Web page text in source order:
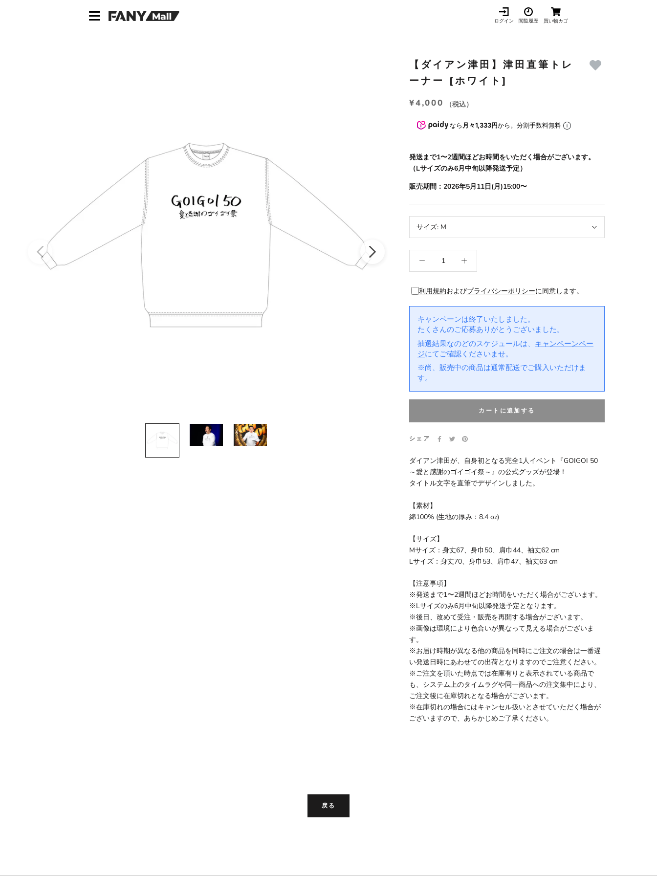
ログイン 閲覧履歴 買い物カゴ
【ダイアン津田】津田直筆トレ
ーナー [ホワイト]
¥4,000 （税込）
なら 月々1,333円から。分割手数料無料
発送まで1〜2週間ほどお時間をいただく場合がございます。
（Lサイズのみ6月中旬以降発送予定）
販売期間：2026年5月11日(月)15:00〜
サイズ: M
利用規約およびプライバシーポリシーに同意します。
キャンペーンは終了いたしました。
たくさんのご応募ありがとうございました。
抽選結果なのどのスケジュールは、 キャンペーンペー
ジにてご確認くださいませ。
※尚、販売中の商品は通常配送でご購入いただけま
す。
カートに追加する
シェア
ダイアン津田が、自身初となる完全1人イベント『GOIGOI 50
～愛と感謝のゴイゴイ祭～』の公式グッズが登場！
タイトル文字を直筆でデザインしました。
【素材】
綿100% (生地の厚み：8.4 oz)
【サイズ】
Mサイズ：身丈67、身巾50、肩巾44、袖丈62 cm
Lサイズ：身丈70、身巾53、肩巾47、袖丈63 cm
【注意事項】
※発送まで1〜2週間ほどお時間をいただく場合がございます。
※Lサイズのみ6月中旬以降発送予定となります。
※後日、改めて受注・販売を再開する場合がございます。
※画像は環境により色合いが異なって見える場合がございま
す。
※お届け時期が異なる他の商品を同時にご注文の場合は一番遅
い発送日時にあわせての出荷となりますのでご注意ください。
※ご注文を頂いた時点では在庫有りと表示されている商品で
も、システム上のタイムラグや同一商品への注文集中により、
ご注文後に在庫切れとなる場合がございます。
※在庫切れの場合にはキャンセル扱いとさせていただく場合が
ございますので、あらかじめご了承ください。
戻る